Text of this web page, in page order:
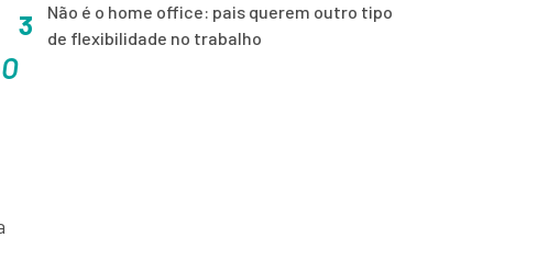
3
Não é o home office: pais querem outro tipo
de flexibilidade no trabalho